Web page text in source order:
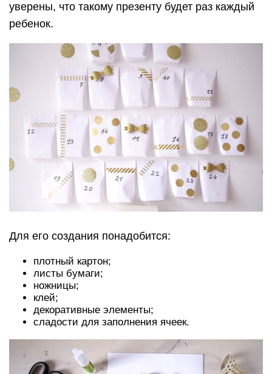
уверены, что такому презенту будет раз каждый
ребенок.
Для его создания понадобится:
плотный картон;
листы бумаги;
ножницы;
клей;
декоративные элементы;
сладости для заполнения ячеек.